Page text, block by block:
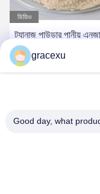
ভিডিও
ট্যানাজ পাউডার পানীয়
হাইড্রোলাইজ ট্যানিনস রস
দ্রবণীয়তা উন্নত
gracexu
Good day, what